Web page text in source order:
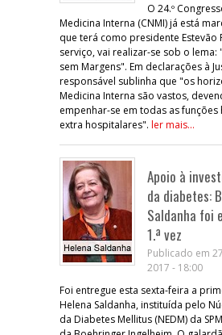
O 24.º
Medicina Interna (CNMI) já está
que terá como presidente Estevão
serviço, vai realizar-se sob o lema:
sem Margens". Em declarações à
responsável sublinha que "os
Medicina Interna são vastos,
empenhar-se em todas as funções
extra hospitalares". ler mais...
Apoio à
da diabetes:
Saldanha foi
1.ª vez
Publicado em
2017 - 18:00
Foi entregue esta sexta-feira a
Helena Saldanha, instituída pelo
da Diabetes Mellitus (NEDM) da